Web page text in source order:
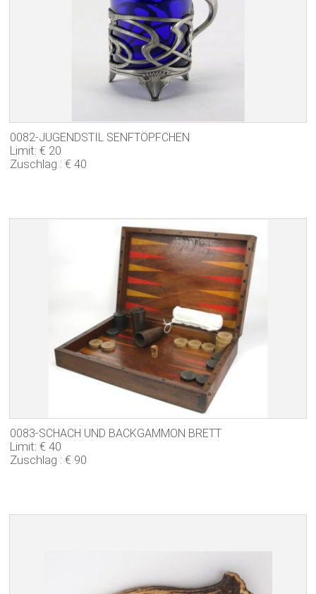
0082-JUGENDSTIL SENFTÖPFCHEN
Limit: € 20
Zuschlag : € 40
0083-SCHACH UND BACKGAMMON BRETT
Limit: € 40
Zuschlag : € 90